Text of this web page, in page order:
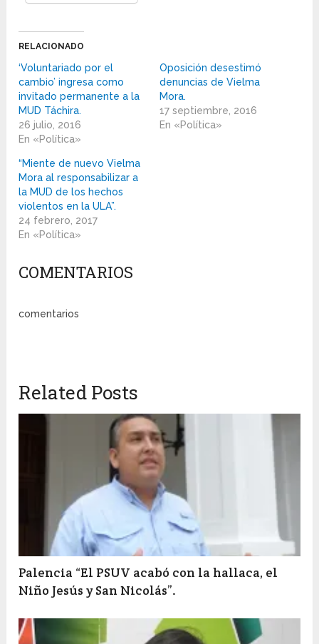
RELACIONADO
‘Voluntariado por el
cambio’ ingresa como
invitado permanente a la
MUD Táchira.
26 julio, 2016
En «Política»
Oposición desestimó
denuncias de Vielma
Mora.
17 septiembre, 2016
En «Política»
“Miente de nuevo Vielma
Mora al responsabilizar a
la MUD de los hechos
violentos en la ULA”.
24 febrero, 2017
En «Política»
COMENTARIOS
comentarios
Related Posts
Palencia “El PSUV acabó con la hallaca, el
Niño Jesús y San Nicolás”.